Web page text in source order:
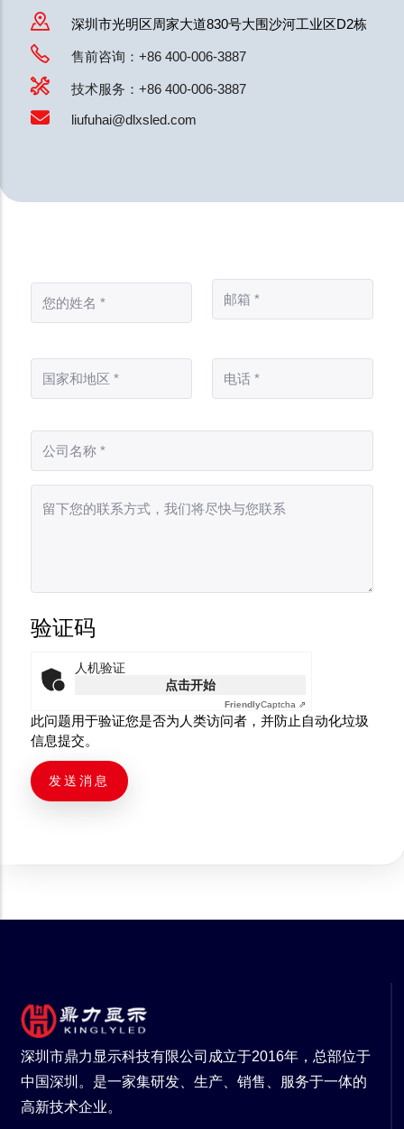
深圳市光明区周家大道830号大围沙河工业区D2栋
售前咨询：+86 400-006-3887
技术服务：+86 400-006-3887
liufuhai@dlxsled.com
验证码
人机验证
点击开始
FriendlyCaptcha ⇗
此问题用于验证您是否为人类访问者，并防止自动化垃圾
信息提交。
深圳市鼎力显示科技有限公司成立于2016年，总部位于
中国深圳。是一家集研发、生产、销售、服务于一体的
高新技术企业。